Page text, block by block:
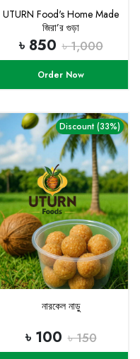
UTURN Food's Home Made
জিরা’র গুড়া
৳ 850 ৳ 1,000
Order Now
Discount (33%)
নারকেল নাড়ু
৳ 100 ৳ 150